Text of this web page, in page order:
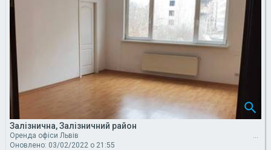
Залізнична, Залізничний район
Оренда офіси Львів
Оновлено: 03/02/2022 о 21:55